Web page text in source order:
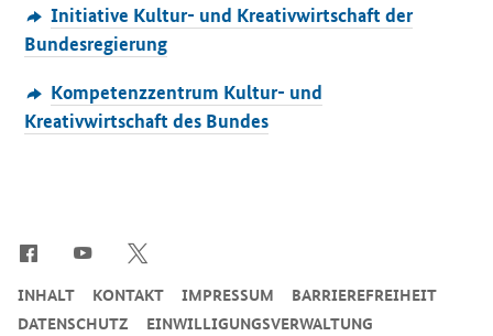
Initiative Kultur- und Kreativwirtschaft der
Bundesregierung
Kompetenzzentrum Kultur- und
Kreativwirtschaft des Bundes
INHALT KONTAKT IMPRESSUM
BARRIEREFREIHEIT
DATENSCHUTZ
EINWILLIGUNGSVERWALTUNG